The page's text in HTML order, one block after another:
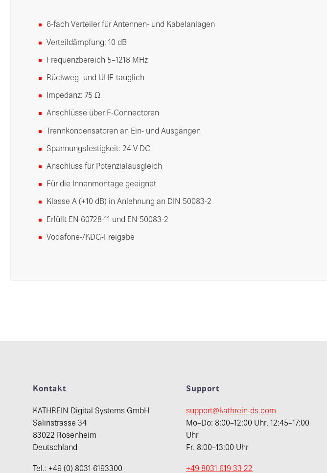
6-fach Verteiler für Antennen- und Kabelanlagen
Verteildämpfung: 10 dB
Frequenzbereich 5–1218 MHz
Rückweg- und UHF-tauglich
Impedanz: 75 Ω
Anschlüsse über F-Connectoren
Trennkondensatoren an Ein- und Ausgängen
Spannungsfestigkeit: 24 V DC
Anschluss für Potenzialausgleich
Für die Innenmontage geeignet
Klasse A (+10 dB) in Anlehnung an DIN 50083-2
Erfüllt EN 60728-11 und EN 50083-2
Vodafone-/KDG-Freigabe
Kontakt
KATHREIN Digital Systems GmbH
Salinstrasse 34
83022 Rosenheim
Deutschland
Tel.: +49 (0) 8031 6193300
Support
support@kathrein-ds.com
Mo–Do: 8:00–12:00 Uhr, 12:45–17:00
Uhr
Fr. 8:00–13:00 Uhr
+49 8031 619 33 22